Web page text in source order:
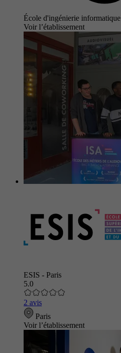
École d'ingénierie informatique
Voir l’établissement
ESIS - Paris
5.0
2 avis
Paris
Voir l’établissement